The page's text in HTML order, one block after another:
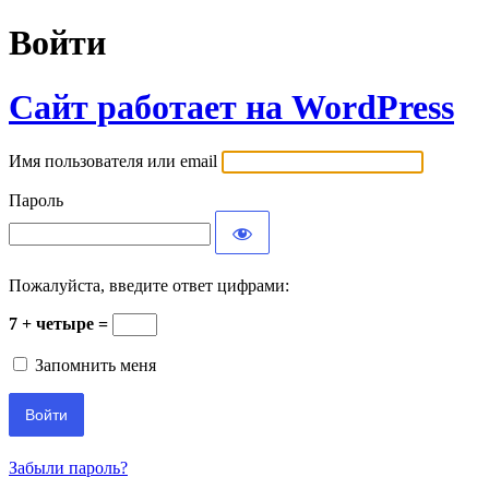
Войти
Сайт работает на WordPress
Имя пользователя или email
Пароль
Пожалуйста, введите ответ цифрами:
7 + четыре =
Запомнить меня
Забыли пароль?